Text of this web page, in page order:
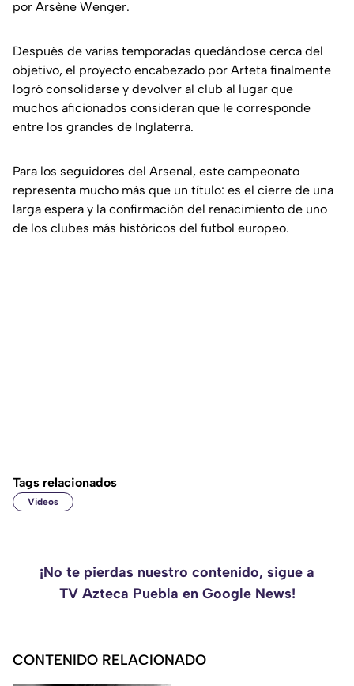
por Arsène Wenger.
Después de varias temporadas quedándose cerca del
objetivo, el proyecto encabezado por Arteta finalmente
logró consolidarse y devolver al club al lugar que
muchos aficionados consideran que le corresponde
entre los grandes de Inglaterra.
Para los seguidores del Arsenal, este campeonato
representa mucho más que un título: es el cierre de una
larga espera y la confirmación del renacimiento de uno
de los clubes más históricos del futbol europeo.
Tags relacionados
Videos
¡No te pierdas nuestro contenido, sigue a
TV Azteca Puebla en Google News!
CONTENIDO RELACIONADO